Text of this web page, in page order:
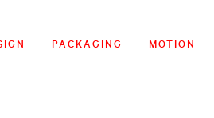
PACKAGING MOTION